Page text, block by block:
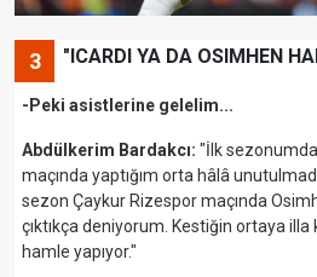
3 "ICARDI YA DA OSIMHEN
-Peki asistlerine gelelim...
Abdülkerim Bardakcı: "İlk
maçında yaptığım orta hâlâ
sezon Çaykur Rizespor maçında
çıktıkça deniyorum. Kestiğin ortaya
hamle yapıyor."